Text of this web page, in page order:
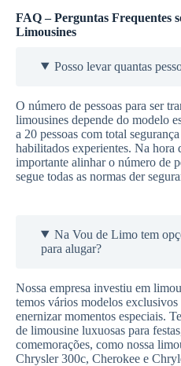
FAQ – Perguntas Frequentes
Limousines
Posso levar quantas
O número de pessoas para ser
limousines depende do modelo
a 20 pessoas com total
habilitados experientes. Na hora
importante alinhar o número de
segue todas as normas der
Na Vou de Limo tem
para alugar?
Nossa empresa investiu em
temos vários modelos exclusivos
enernizar momentos especiais.
de limousine luxuosas para
comemorações, como nossa
Chrysler 300c, Cherokee e